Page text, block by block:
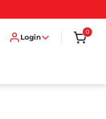
Login
0